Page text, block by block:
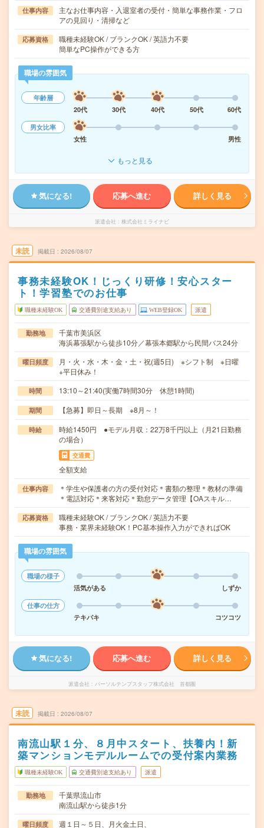
仕事内容
主なお仕事内容・入退室者の受付・簡単な事務作業・フロ
アの見回り・清掃など
応募資格
職種未経験OK / ブランクOK / 英語力不要
簡単なPC操作ができる方
職場の雰囲気
年齢層
20代
30代 40代 50代
60代
男女比率
女性
男性
もっと見る
気になる! 応募へ進む 詳しく見る
派遣会社 株式会社ミライナビ
未読 掲載日 2026/08/07
事務未経験OK！じっくり研修！安心スター
ト！学習塾でのお仕事
職種未経験OK 交通費別途支給あり WEB登録OK 派遣
勤務地
千葉市美浜区
海浜幕張駅から徒歩10分／幕張本郷駅から民間バス24分
曜日頻度
月・火・水・木・金・土・祝(週5日) ※シフト制 ※日曜
+平日休み！
時間 13:10～21:40(実働7時間30分 休憩1時間)
期間 【急募】即日～長期 ※8月～！
時給
時給1450円 ●モデル月収：22万8千円以上（月21日勤務
の場合）
交通費
全額支給
仕事内容
＊学生や保護者の方の受付対応＊書類の整理＊教材の準備
＊電話対応＊来客対応＊勤怠データ管理【OAスキル…
応募資格
職種未経験OK / ブランクOK / 英語力不要
事務・業界未経験OK！PC基本操作入力ができればOK
職場の雰囲気
職場の様子
活気がある
しずか
仕事の仕方
テキパキ
コツコツ
気になる! 応募へ進む 詳しく見る
派遣会社 パーソルテンプスタッフ株式会社 首都圏
未読 掲載日 2026/08/07
南流山駅１分、８月中スタート、扶養内！新
築マンションモデルルームでの受付案内業務
職種未経験OK 交通費別途支給あり 派遣
勤務地
千葉県流山市
南流山駅から徒歩1分
曜日頻度 週１日～５日、月火金土日、